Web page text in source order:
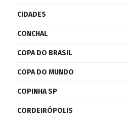
CIDADES
CONCHAL
COPA DO BRASIL
COPA DO MUNDO
COPINHA SP
CORDEIRÓPOLIS